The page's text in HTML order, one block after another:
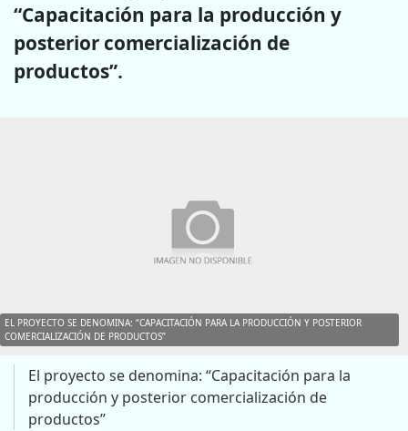
“Capacitación para la producción y
posterior comercialización de
productos”.
EL PROYECTO SE DENOMINA: “CAPACITACIÓN PARA LA PRODUCCIÓN Y POSTERIOR
COMERCIALIZACIÓN DE PRODUCTOS”
El proyecto se denomina: “Capacitación para la
producción y posterior comercialización de
productos”